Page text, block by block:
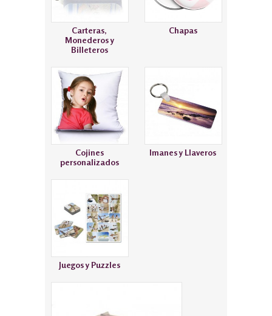
Carteras,
Monederos y
Billeteros
Chapas
Cojines
personalizados
Imanes y Llaveros
Juegos y Puzzles